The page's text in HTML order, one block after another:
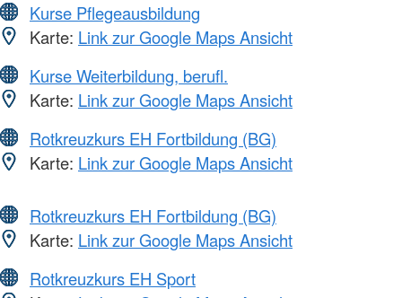
Kurse Pflegeausbildung
Karte: Link zur Google Maps Ansicht
Kurse Weiterbildung, berufl.
Karte: Link zur Google Maps Ansicht
Rotkreuzkurs EH Fortbildung (BG)
Karte: Link zur Google Maps Ansicht
Rotkreuzkurs EH Fortbildung (BG)
Karte: Link zur Google Maps Ansicht
Rotkreuzkurs EH Sport